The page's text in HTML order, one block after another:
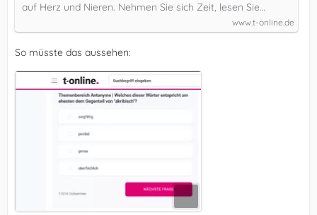
auf Herz und Nieren. Nehmen Sie sich Zeit, lesen Sie…
www.t-online.de
So müsste das aussehen: